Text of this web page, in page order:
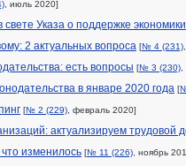
, июль 2020]
Указа о поддержке экономики
2 актуальных вопроса [№ 4 (231)
есть вопросы [№ 3 (230)
в январе 2020 года [
[№ 2 (229) , февраль 2020]
актуализируем трудовой
изменилось [№ 11 (226) , ноябрь